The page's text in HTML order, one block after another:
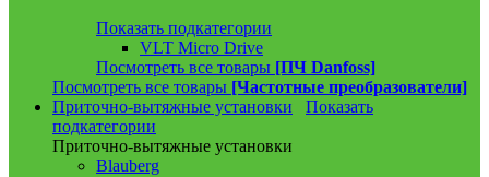
Показать подкатегории
VLT Micro Drive
Посмотреть все товары [ПЧ Danfoss]
Посмотреть все товары [Частотные преобразователи]
Приточно-вытяжные установки
Показать
подкатегории
Приточно-вытяжные установки
Blauberg